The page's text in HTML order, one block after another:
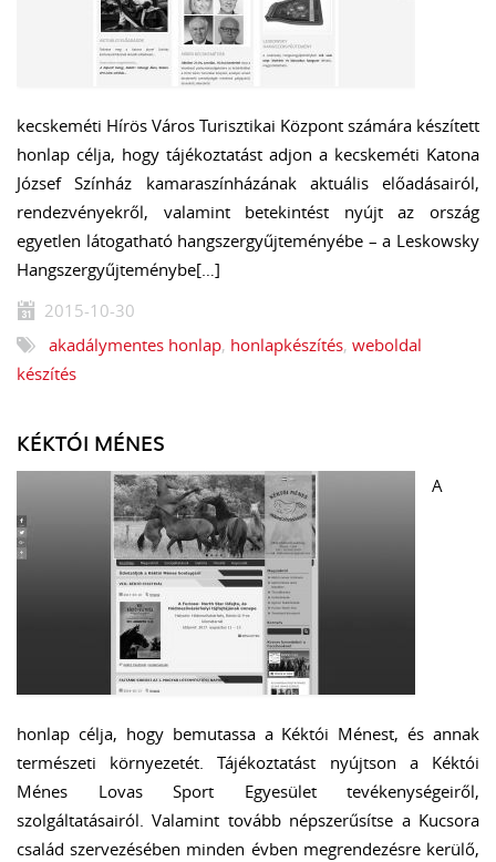
kecskeméti Hírös Város Turisztikai Központ számára készített
honlap célja, hogy tájékoztatást adjon a kecskeméti Katona
József Színház kamaraszínházának aktuális előadásairól,
rendezvényekről, valamint betekintést nyújt az ország
egyetlen látogatható hangszergyűjteményébe – a Leskowsky
Hangszergyűjteménybe[…]
2015-10-30
akadálymentes honlap, honlapkészítés, weboldal
készítés
KÉKTÓI MÉNES
A
honlap célja, hogy bemutassa a Kéktói Ménest, és annak
természeti környezetét. Tájékoztatást nyújtson a Kéktói
Ménes Lovas Sport Egyesület tevékenységeiről,
szolgáltatásairól. Valamint tovább népszerűsítse a Kucsora
család szervezésében minden évben megrendezésre kerülő,